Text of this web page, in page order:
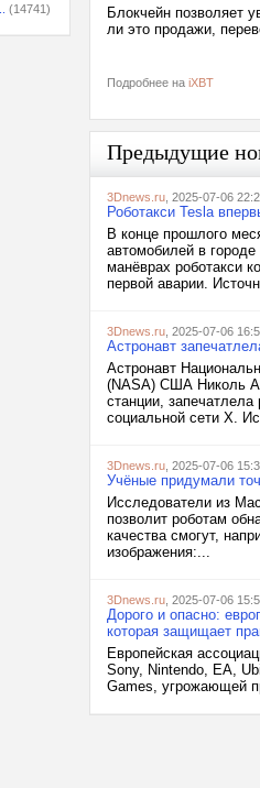
(14741)
Блокчейн позволяет
ли это продажи,
Подробнее на iXBT
Предыдущие
3Dnews.ru , 2025-07-06
Роботакси Tesla
В конце прошлого
автомобилей в
манёврах роботакси
первой аварии.
3Dnews.ru , 2025-07-06
Астронавт
Астронавт
(NASA) США Николь
станции,
социальной сети X.
3Dnews.ru , 2025-07-06
Учёные придумали
Исследователи из
позволит роботам
качества смогут,
изображения:...
3Dnews.ru , 2025-07-06
Дорого и опасно:
которая защищает
Европейская
Sony, Nintendo, EA,
Games, угрожающей